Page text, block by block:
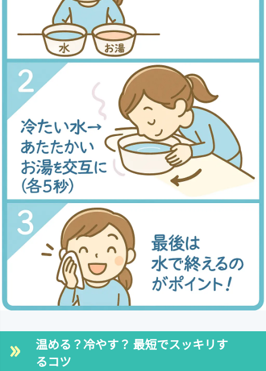
温める？冷やす？ 最短でスッキリす
るコツ